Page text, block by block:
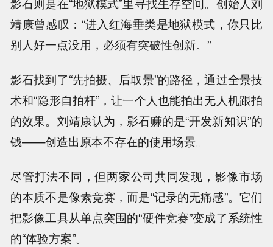
靖康曾感叹：“进入红海垂类是地狱模式，你只比
别人好一点没用，必须有突破性创新。”
影石找到了“先拍摄、后取景”的路径，通过全景技
术和“隐形自拍杆”，让一个人也能拍出无人机跟拍
的效果。刘靖康认为，影石赚的是“开发新知识”的
钱——创造出原本不存在的使用场景。
尽管打法不同，但两家公司共同发现，影像市场
的本质不是像素竞赛，而是“记录的无痛感”。它们
把影像工具从单点突围的“硬件竞赛”变成了系统性
的“体验方案”。